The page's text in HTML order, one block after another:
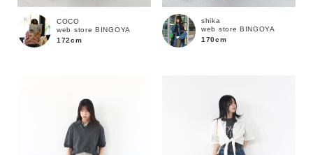
COCO
web store BINGOYA
172cm
shika
web store BINGOYA
170cm